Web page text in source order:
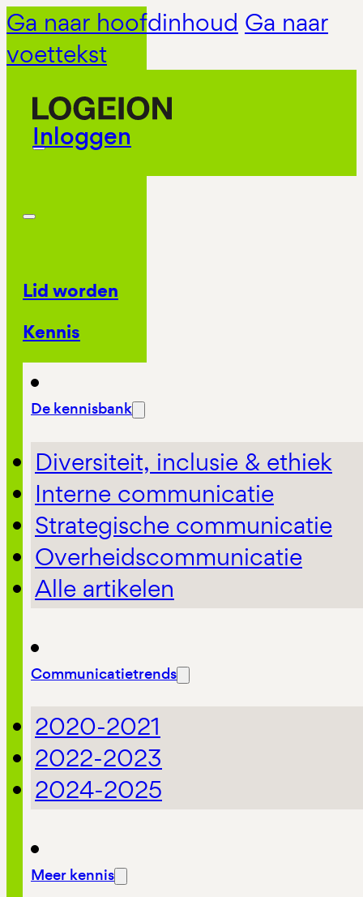
Ga naar hoofdinhoud Ga naar
voettekst
Inloggen
Lid worden
Kennis
De kennisbank
Diversiteit, inclusie & ethiek
Interne communicatie
Strategische communicatie
Overheidscommunicatie
Alle artikelen
Communicatietrends
2020-2021
2022-2023
2024-2025
Meer kennis